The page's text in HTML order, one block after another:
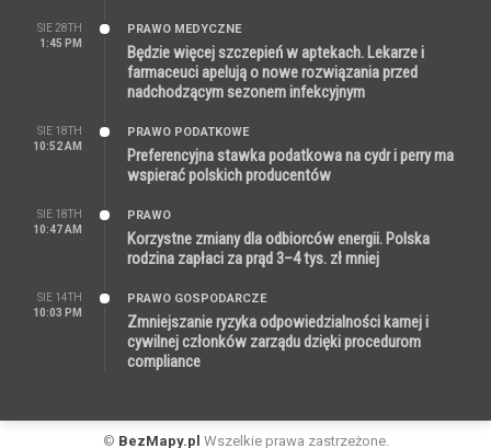
SIE 28TH
1:45 PM
PRAWO MEDYCZNE
Będzie więcej szczepień w aptekach. Lekarze i
farmaceuci apelują o nowe rozwiązania przed
nadchodzącym sezonem infekcyjnym
SIE 18TH
10:52 AM
PRAWO PODATKOWE
Preferencyjna stawka podatkowa na cydr i perry ma
wspierać polskich producentów
SIE 18TH
10:47 AM
PRAWO
Korzystne zmiany dla odbiorców energii. Polska
rodzina zapłaci za prąd 3–4 tys. zł mniej
SIE 14TH
10:03 PM
PRAWO GOSPODARCZE
Zmniejszanie ryzyka odpowiedzialności karnej i
cywilnej członków zarządu dzięki procedurom
compliance
© BezMapy.pl Wszelkie prawa zastrzeżone.